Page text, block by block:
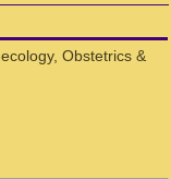
Obstetrics &